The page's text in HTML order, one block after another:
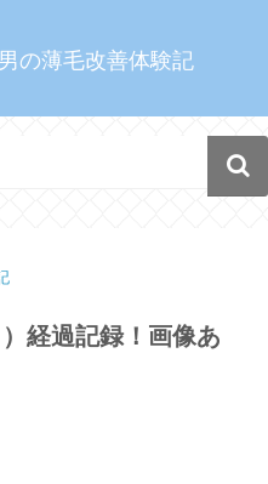
の薄毛改善体験記
経過記録！画像あ